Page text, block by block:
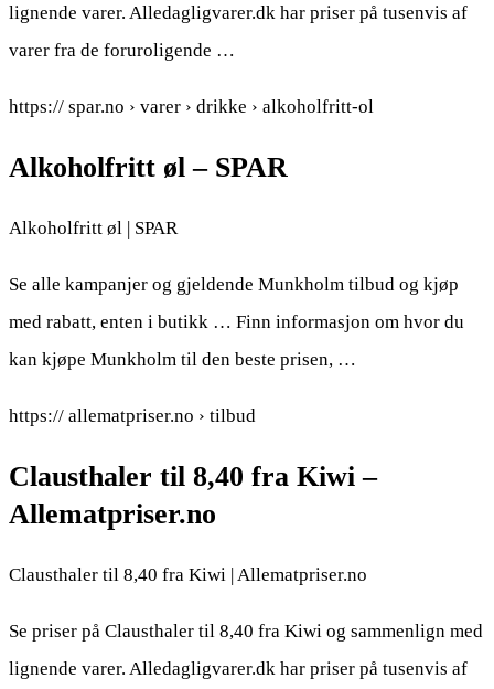
lignende varer. Alledagligvarer.dk har priser på tusenvis af
varer fra de foruroligende …
https:// spar.no › varer › drikke › alkoholfritt-ol
Alkoholfritt øl – SPAR
Alkoholfritt øl | SPAR
Se alle kampanjer og gjeldende Munkholm tilbud og kjøp
med rabatt, enten i butikk … Finn informasjon om hvor du
kan kjøpe Munkholm til den beste prisen, …
https:// allematpriser.no › tilbud
Clausthaler til 8,40 fra Kiwi –
Allematpriser.no
Clausthaler til 8,40 fra Kiwi | Allematpriser.no
Se priser på Clausthaler til 8,40 fra Kiwi og sammenlign med
lignende varer. Alledagligvarer.dk har priser på tusenvis af